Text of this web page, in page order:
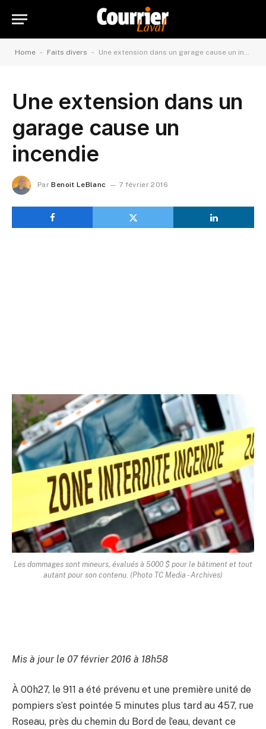
Home - Faits divers - Une extension dans un garage cause un incendie
Une extension dans un
garage cause un
incendie
Par Benoit LeBlanc 7 février 2016
Les dommages sont mineurs, évalués à 5000 $ pour le bâtiment et tout
autant pour son contenu. (Photo TC Media - Archives)
Mis à jour le 07 février 2016 à 18h58
À 00h27, le 911 a été prévenu et une première unité de
pompiers s’est pointée 5 minutes plus tard au 457, rue
Roseau, près du chemin du Bord de l’eau, devant ce